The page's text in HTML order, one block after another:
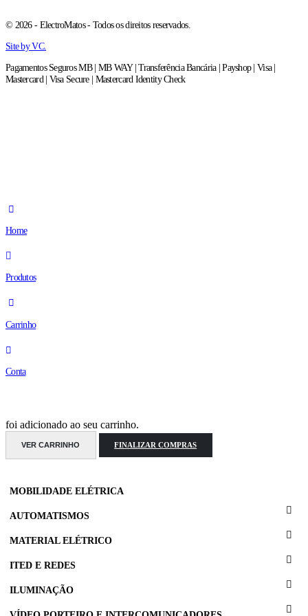
© 2026 - ElectroMatos - Todos os direitos reservados.
Site by VC.
Pagamentos Seguros MB | MB WAY | Transferência Bancária | Payshop | Visa |
Mastercard | Visa Secure | Mastercard Identity Check
Home
Produtos
Carrinho
Conta
foi adicionado ao seu carrinho.
VER CARRINHO FINALIZAR COMPRAS
MOBILIDADE ELÉTRICA
AUTOMATISMOS
MATERIAL ELÉTRICO
ITED E REDES
ILUMINAÇÃO